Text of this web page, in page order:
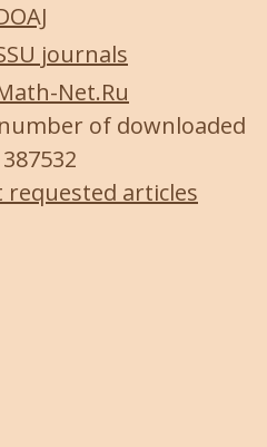
journals
Net.Ru
of downloaded
requested articles